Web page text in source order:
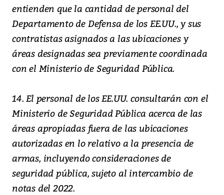
entienden que la cantidad de personal del
Departamento de Defensa de los EE.UU., y sus
contratistas asignados a las ubicaciones y
áreas designadas sea previamente coordinada
con el Ministerio de Seguridad Pública.
14. El personal de los EE.UU. consultarán con el
Ministerio de Seguridad Pública acerca de las
áreas apropiadas fuera de las ubicaciones
autorizadas en lo relativo a la presencia de
armas, incluyendo consideraciones de
seguridad pública, sujeto al intercambio de
notas del 2022.